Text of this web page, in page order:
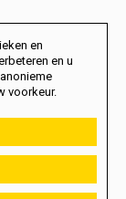
en
en u
voorkeur.